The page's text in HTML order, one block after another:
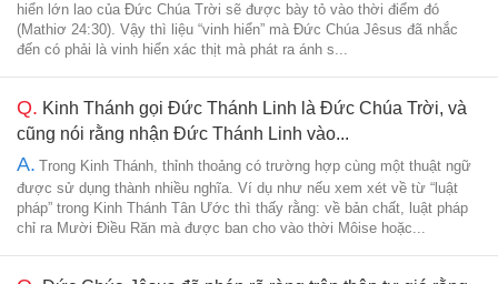
hiển lớn lao của Đức Chúa Trời sẽ được bày tỏ vào thời điểm đó
(Mathiơ 24:30). Vậy thì liệu “vinh hiển” mà Đức Chúa Jêsus đã nhắc
đến có phải là vinh hiển xác thịt mà phát ra ánh s...
Q. Kinh Thánh gọi Đức Thánh Linh là Đức Chúa Trời, và
cũng nói rằng nhận Đức Thánh Linh vào...
A. Trong Kinh Thánh, thỉnh thoảng có trường hợp cùng một thuật ngữ
được sử dụng thành nhiều nghĩa. Ví dụ như nếu xem xét về từ “luật
pháp” trong Kinh Thánh Tân Ước thì thấy rằng: về bản chất, luật pháp
chỉ ra Mười Điều Răn mà được ban cho vào thời Môise hoặc...